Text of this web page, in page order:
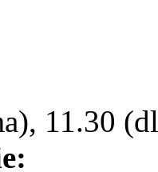
11.30